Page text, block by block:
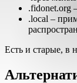
.fidonet.org
.local –
Есть и старые, в